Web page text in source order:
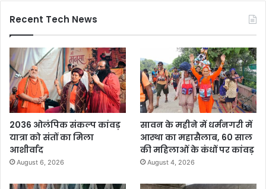
Recent Tech News
2036 ओलंपिक संकल्प कांवड़
यात्रा को संतों का मिला
आशीर्वाद
August 6, 2026
सावन के महीने में धर्मनगरी में
आस्था का महासैलाब, 60 साल
की महिलाओं के कंधों पर कांवड़
August 4, 2026